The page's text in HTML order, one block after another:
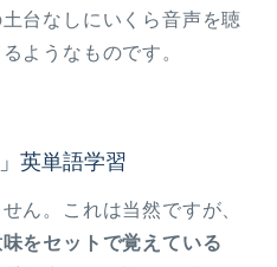
台なしにいくら音声を聴
ようなものです。
英単語学習
ん。これは当然ですが、
味をセットで覚えている